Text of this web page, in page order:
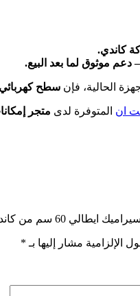
كاندي.
موثوق لما بعد البيع.
الحالية، فإن سطح
ان المتوفرة لدى متجر
12 مستوى طاقة زجاج اسود”
الإلزامية مشار إليها بـ *